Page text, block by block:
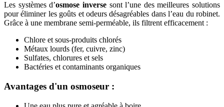
Les systèmes d’osmose inversesont l’une des meilleures solutions
pour éliminer les goûts et odeurs désagréables dans l’eau du robinet.
Grâce à une membrane semi-perméable, ils filtrent efficacement :
Chlore et sous-produits chlorés
Métaux lourds (fer, cuivre, zinc)
Sulfates, chlorures et sels
Bactéries et contaminants organiques
Avantages d'un osmoseur :